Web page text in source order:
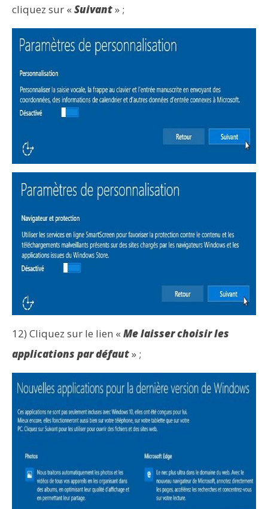
cliquez sur « Suivant» ;
12) Cliquez sur le lien « Me laisser choisir les
applications par défaut» ;